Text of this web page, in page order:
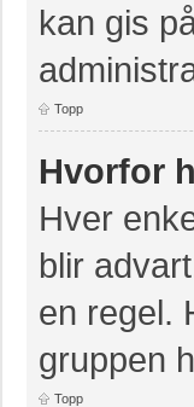
kan gis
Topp
Hvorfor
Hver
blir
en regel.
gruppen
Topp